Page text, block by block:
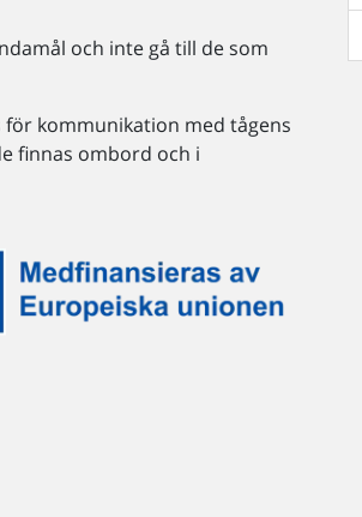
och inte gå till de som
för kommunikation med tågens
finnas ombord och i